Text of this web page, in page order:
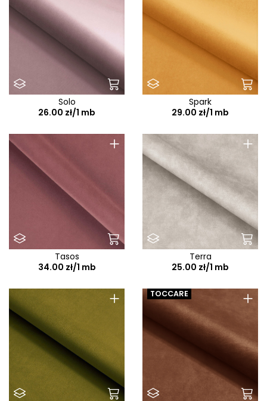
Solo
26.00 zł/1 mb
Spark
29.00 zł/1 mb
+
Tasos
34.00 zł/1 mb
+
Terra
25.00 zł/1 mb
+ +
TOCCARE